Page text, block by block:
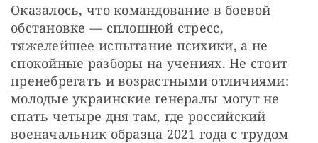
Оказалось, что командование в боевой
обстановке — сплошной стресс,
тяжелейшее испытание психики, а не
спокойные разборы на учениях. Не стоит
пренебрегать и возрастными отличиями:
молодые украинские генералы могут не
спать четыре дня там, где российский
военачальник образца 2021 года с трудом